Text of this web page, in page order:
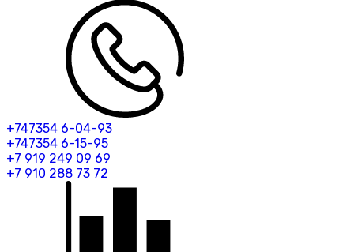
+747354 6-04-93
+747354 6-15-95
+7 919 249 09 69
+7 910 288 73 72